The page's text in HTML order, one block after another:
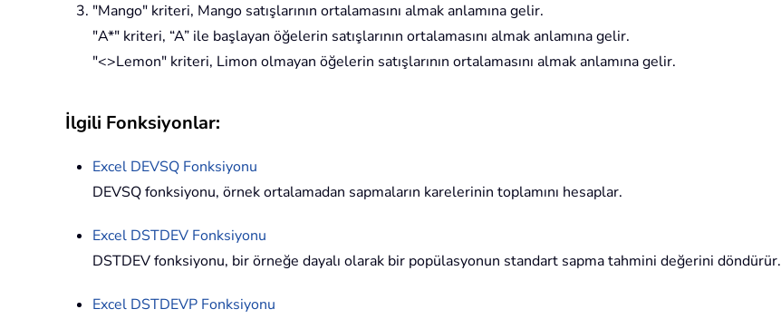
"Mango" kriteri, Mango satışlarının ortalamasını almak anlamına gelir.
"A*" kriteri, “A” ile başlayan öğelerin satışlarının ortalamasını almak anlamına gelir.
"<>Lemon" kriteri, Limon olmayan öğelerin satışlarının ortalamasını almak anlamına gelir.
İlgili Fonksiyonlar:
Excel DEVSQ Fonksiyonu
DEVSQ fonksiyonu, örnek ortalamadan sapmaların karelerinin toplamını hesaplar.
Excel DSTDEV Fonksiyonu
DSTDEV fonksiyonu, bir örneğe dayalı olarak bir popülasyonun standart sapma tahmini değerini döndürür.
Excel DSTDEVP Fonksiyonu